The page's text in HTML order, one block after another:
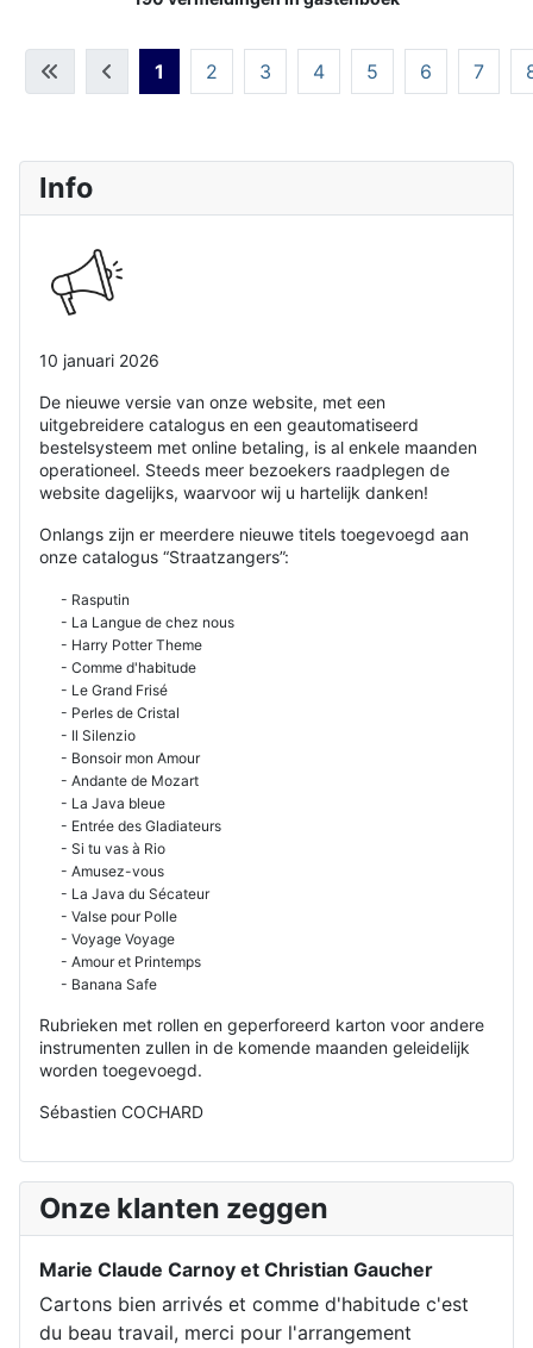
Info
10 januari 2026
De nieuwe versie van onze website, met een
uitgebreidere catalogus en een geautomatiseerd
bestelsysteem met online betaling, is al enkele maanden
operationeel. Steeds meer bezoekers raadplegen de
website dagelijks, waarvoor wij u hartelijk danken!
Onlangs zijn er meerdere nieuwe titels toegevoegd aan
onze catalogus “Straatzangers”:
- Rasputin
- La Langue de chez nous
- Harry Potter Theme
- Comme d'habitude
- Le Grand Frisé
- Perles de Cristal
- Il Silenzio
- Bonsoir mon Amour
- Andante de Mozart
- La Java bleue
- Entrée des Gladiateurs
- Si tu vas à Rio
- Amusez-vous
- La Java du Sécateur
- Valse pour Polle
- Voyage Voyage
- Amour et Printemps
- Banana Safe
Rubrieken met rollen en geperforeerd karton voor andere
instrumenten zullen in de komende maanden geleidelijk
worden toegevoegd.
Sébastien COCHARD
Onze klanten zeggen
Marie Claude Carnoy et Christian Gaucher
Cartons bien arrivés et comme d'habitude c'est
du beau travail, merci pour l'arrangement
1 2 3 4 5 6 7